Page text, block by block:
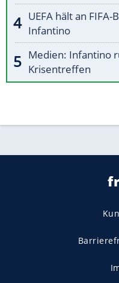
UEFA hält an
Infantino
Medien: Infantino
Krisentreffen